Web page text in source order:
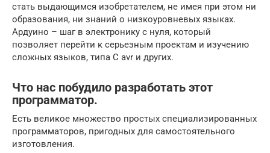
стать выдающимся изобретателем, не имея при этом ни
образования, ни знаний о низкоуровневых языках.
Ардуино – шаг в электронику с нуля, который
позволяет перейти к серьезным проектам и изучению
сложных языков, типа C avr и других.
Что нас побудило разработать этот
программатор.
Есть великое множество простых специализированных
программаторов, пригодных для самостоятельного
изготовления.